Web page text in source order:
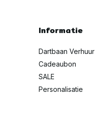
Informatie
Dartbaan Verhuur
Cadeaubon
SALE
Personalisatie